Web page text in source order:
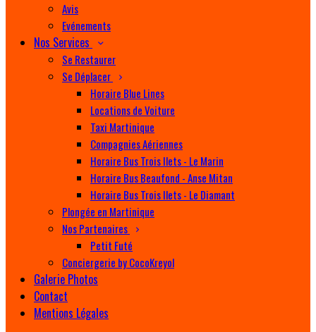
Avis
Evénements
Nos Services
Se Restaurer
Se Déplacer
Horaire Blue Lines
Locations de Voiture
Taxi Martinique
Compagnies Aériennes
Horaire Bus Trois Ilets - Le Marin
Horaire Bus Beaufond - Anse Mitan
Horaire Bus Trois Ilets - Le Diamant
Plongée en Martinique
Nos Partenaires
Petit Futé
Conciergerie by CocoKreyol
Galerie Photos
Contact
Mentions Légales